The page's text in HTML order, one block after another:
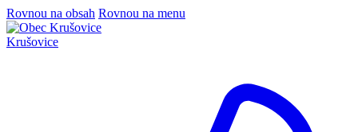
Rovnou na obsah Rovnou na menu
Krušovice